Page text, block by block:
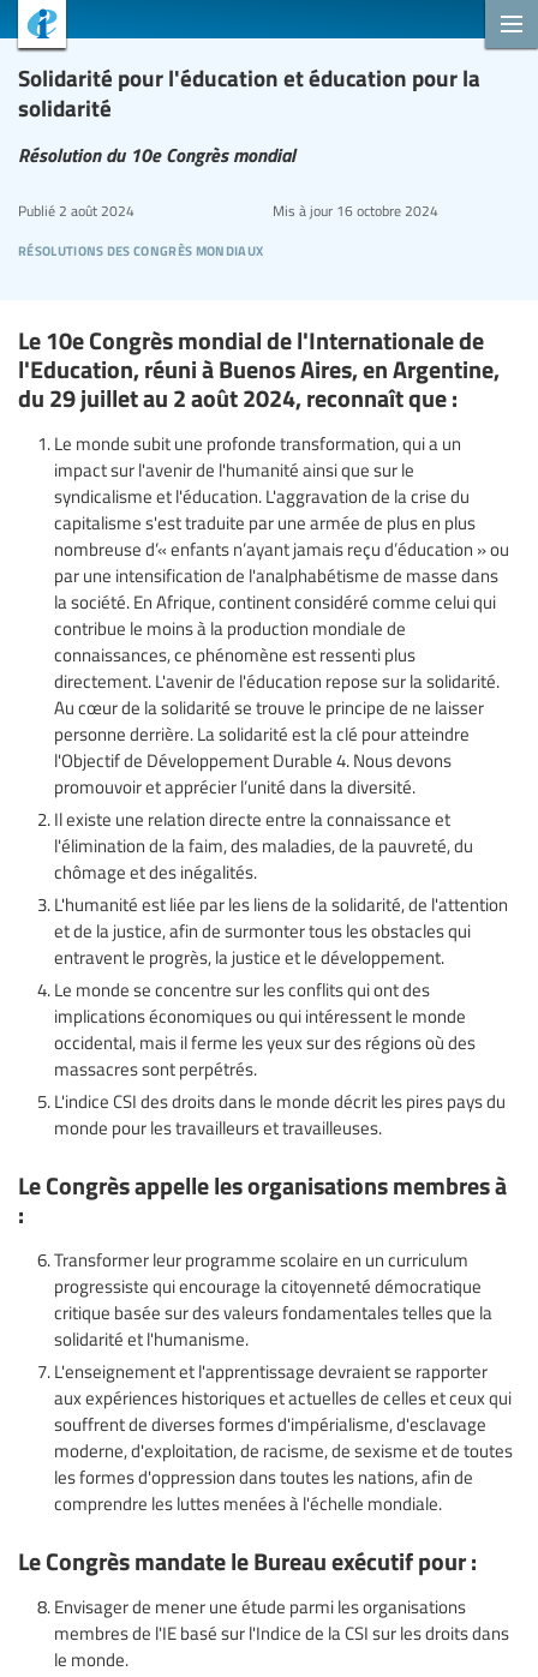
Solidarité pour l'éducation et éducation pour la
solidarité
Résolution du 10e Congrès mondial
résolutions des congrès mondiaux
Publié2 août 2024 Mis à jour16 octobre 2024
Le 10e Congrès mondial de l'Internationale de
l'Education, réuni à Buenos Aires, en Argentine,
du 29 juillet au 2 août 2024, reconnaît que :
Le monde subit une profonde transformation, qui a un
impact sur l'avenir de l'humanité ainsi que sur le
syndicalisme et l'éducation. L'aggravation de la crise du
capitalisme s'est traduite par une armée de plus en plus
nombreuse d’« enfants n’ayant jamais reçu d’éducation » ou
par une intensification de l'analphabétisme de masse dans
la société. En Afrique, continent considéré comme celui qui
contribue le moins à la production mondiale de
connaissances, ce phénomène est ressenti plus
directement. L'avenir de l'éducation repose sur la solidarité.
Au cœur de la solidarité se trouve le principe de ne laisser
personne derrière. La solidarité est la clé pour atteindre
l'Objectif de Développement Durable 4. Nous devons
promouvoir et apprécier l’unité dans la diversité.
Il existe une relation directe entre la connaissance et
l'élimination de la faim, des maladies, de la pauvreté, du
chômage et des inégalités.
L'humanité est liée par les liens de la solidarité, de l'attention
et de la justice, afin de surmonter tous les obstacles qui
entravent le progrès, la justice et le développement.
Le monde se concentre sur les conflits qui ont des
implications économiques ou qui intéressent le monde
occidental, mais il ferme les yeux sur des régions où des
massacres sont perpétrés.
L'indice CSI des droits dans le monde décrit les pires pays du
monde pour les travailleurs et travailleuses.
Le Congrès appelle les organisations membres à
:
Transformer leur programme scolaire en un curriculum
progressiste qui encourage la citoyenneté démocratique
critique basée sur des valeurs fondamentales telles que la
solidarité et l'humanisme.
L'enseignement et l'apprentissage devraient se rapporter
aux expériences historiques et actuelles de celles et ceux qui
souffrent de diverses formes d'impérialisme, d'esclavage
moderne, d'exploitation, de racisme, de sexisme et de toutes
les formes d'oppression dans toutes les nations, afin de
comprendre les luttes menées à l'échelle mondiale.
Le Congrès mandate le Bureau exécutif pour :
Envisager de mener une étude parmi les organisations
membres de l'IE basé sur l'Indice de la CSI sur les droits dans
le monde.